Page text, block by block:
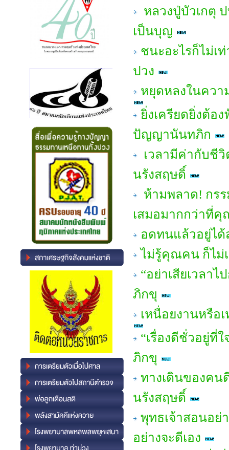
หลวงปู่บัวเกตุ
เป็นบุญ
ชนะอะไรก็ไม่เ
ปวง
หยุดหลงในควา
ยิ่งเครียดยิ่งต้อ
ปัญญานันทภิก
เวลามีค่ากับชี
นรังสฤษดิ์
ห้ามพลาด! กร
เสมอมากกว่าที่
อดทนแล้วอยู่ไ
ไม่รู้คุณคน ก็ไม่
“อย่าเสียเวลา
ภิกขุ
เหนื่อยงานหรือ
“เรื่องดีชั่วอยู่ที่
ภิกขุ
ทางเดินของค
นรังสฤษดิ์
พุทธเจ้าสอนอย่
อย่างจะดีเอง